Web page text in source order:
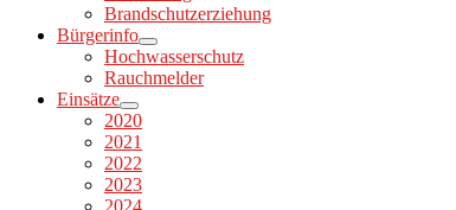
Brandschutzerziehung
Bürgerinfo
Hochwasserschutz
Rauchmelder
Einsätze
2020
2021
2022
2023
2024